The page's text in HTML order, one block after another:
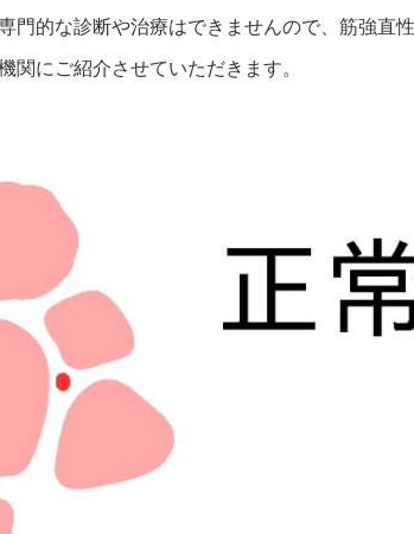
門的な診断や治療はできませんので、筋強直
関にご紹介させていただきます。